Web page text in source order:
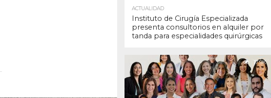
ACTUALIDAD
Instituto de Cirugía Especializada
presenta consultorios en alquiler por
tanda para especialidades quirúrgicas
17.9K